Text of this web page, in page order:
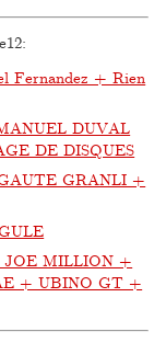
Fernandez + Rien
DUVAL
DE DISQUES
GRANLI +
JOE MILLION +
+ UBINO GT +